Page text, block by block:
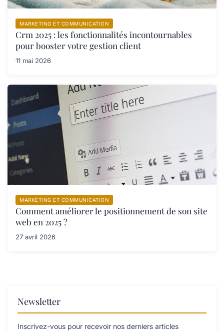
MARKETING ET COMMUNICATION
Crm 2025 : les fonctionnalités incontournables
pour booster votre gestion client
11 mai 2026
MARKETING ET COMMUNICATION
Comment améliorer le positionnement de son site
web en 2025 ?
27 avril 2026
Newsletter
Inscrivez-vous pour recevoir nos derniers articles